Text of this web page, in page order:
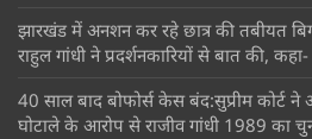
झारखंड में अनशन कर रहे छात्र की तबीयत
राहुल गांधी ने प्रदर्शनकारियों से बात की,
40 साल बाद बोफोर्स केस बंद:सुप्रीम कोर्ट ने
घोटाले के आरोप से राजीव गांधी 1989 का